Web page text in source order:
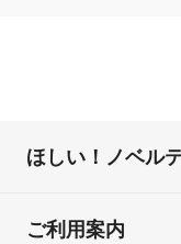
ほしい！ノベル
ご利用案内